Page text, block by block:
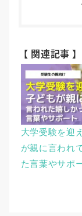
【 関連記事 】
大学受験を迎
が親に言われ
た言葉やサポ